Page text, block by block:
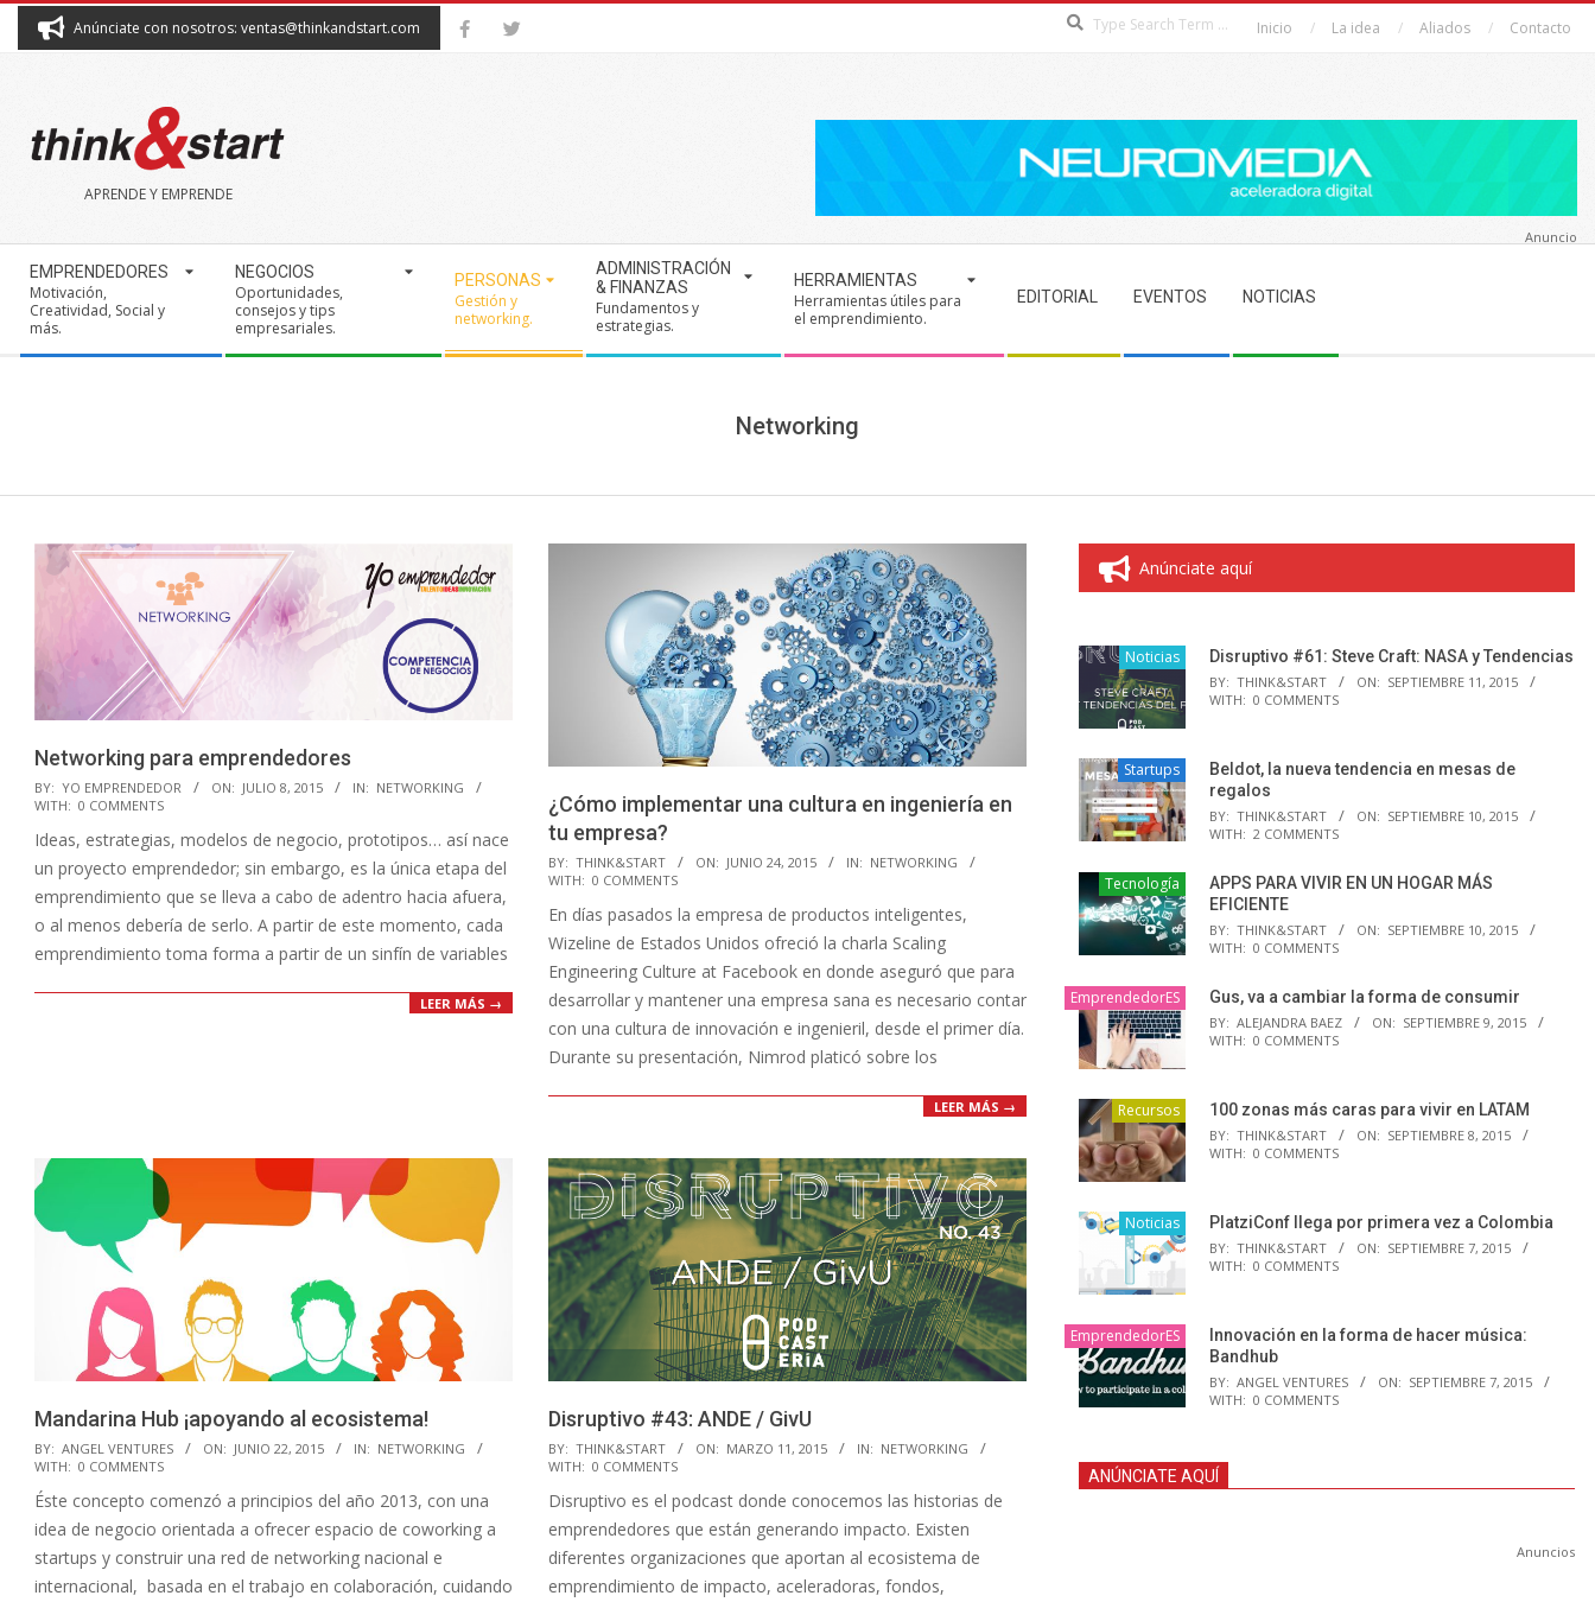
Anúnciate con nosotros: ventas@thinkandstart.com Inicio La idea Aliados Contacto
THINK&START
APRENDE Y EMPRENDE
Navigation
Menu
EMPRENDEDORES
Motivación,
Creatividad, Social y
más.
NEGOCIOS
Oportunidades,
consejos y tips
empresariales.
PERSONAS
Gestión y
networking.
ADMINISTRACIÓN
& FINANZAS
Fundamentos y
estrategias.
HERRAMIENTAS
Herramientas útiles para
el emprendimiento.
EDITORIAL EVENTOS NOTICIAS
Anuncio
Networking
Networking para emprendedores
2015-
07-
08
BY: YO EMPRENDEDOR ON: JULIO 8, 2015 IN: NETWORKING
WITH: 0 COMMENTS
Ideas, estrategias, modelos de negocio, prototipos… así nace
un proyecto emprendedor; sin embargo, es la única etapa del
emprendimiento que se lleva a cabo de adentro hacia afuera,
o al menos debería de serlo. A partir de este momento, cada
emprendimiento toma forma a partir de un sinfín de variables
LEER MÁS →
¿Cómo implementar una cultura en ingeniería en
tu empresa?
2015-
06-
24
BY: THINK&START ON: JUNIO 24, 2015 IN: NETWORKING
WITH: 0 COMMENTS
En días pasados la empresa de productos inteligentes,
Wizeline de Estados Unidos ofreció la charla Scaling
Engineering Culture at Facebook en donde aseguró que para
desarrollar y mantener una empresa sana es necesario contar
con una cultura de innovación e ingenieril, desde el primer día.
Durante su presentación, Nimrod platicó sobre los
LEER MÁS →
Mandarina Hub ¡apoyando al ecosistema!
2015-
06-
22
BY: ANGEL VENTURES ON: JUNIO 22, 2015 IN: NETWORKING
WITH: 0 COMMENTS
Éste concepto comenzó a principios del año 2013, con una
idea de negocio orientada a ofrecer espacio de coworking a
startups y construir una red de networking nacional e
internacional, basada en el trabajo en colaboración, cuidando
Disruptivo #43: ANDE / GivU
2015-
03-
11
BY: THINK&START ON: MARZO 11, 2015 IN: NETWORKING
WITH: 0 COMMENTS
Disruptivo es el podcast donde conocemos las historias de
emprendedores que están generando impacto. Existen
diferentes organizaciones que aportan al ecosistema de
emprendimiento de impacto, aceleradoras, fondos,
Anúnciate aquí
Noticias Disruptivo #61: Steve Craft: NASA y Tendencias
BY: THINK&START ON: SEPTIEMBRE 11, 2015
WITH: 0 COMMENTS
Startups
Beldot, la nueva tendencia en mesas de
regalos
BY: THINK&START ON: SEPTIEMBRE 10, 2015
WITH: 2 COMMENTS
Tecnología
APPS PARA VIVIR EN UN HOGAR MÁS
EFICIENTE
BY: THINK&START ON: SEPTIEMBRE 10, 2015
WITH: 0 COMMENTS
EmprendedorES Gus, va a cambiar la forma de consumir
BY: ALEJANDRA BAEZ ON: SEPTIEMBRE 9, 2015
WITH: 0 COMMENTS
Recursos 100 zonas más caras para vivir en LATAM
BY: THINK&START ON: SEPTIEMBRE 8, 2015
WITH: 0 COMMENTS
Noticias PlatziConf llega por primera vez a Colombia
BY: THINK&START ON: SEPTIEMBRE 7, 2015
WITH: 0 COMMENTS
EmprendedorES
Innovación en la forma de hacer música:
Bandhub
BY: ANGEL VENTURES ON: SEPTIEMBRE 7, 2015
WITH: 0 COMMENTS
ANÚNCIATE AQUÍ
Anuncios